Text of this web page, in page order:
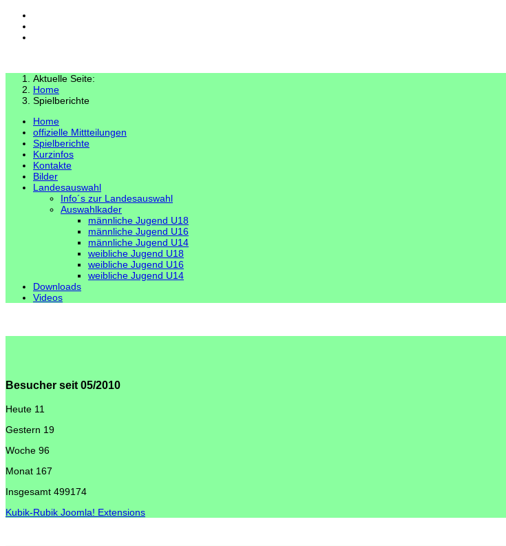
Aktuelle Seite:
Home
Spielberichte
Home
offizielle Mittteilungen
Spielberichte
Kurzinfos
Kontakte
Bilder
Landesauswahl
Info´s zur Landesauswahl
Auswahlkader
männliche Jugend U18
männliche Jugend U16
männliche Jugend U14
weibliche Jugend U18
weibliche Jugend U16
weibliche Jugend U14
Downloads
Videos
Besucher seit 05/2010
Heute 11
Gestern 19
Woche 96
Monat 167
Insgesamt 499174
Kubik-Rubik Joomla! Extensions